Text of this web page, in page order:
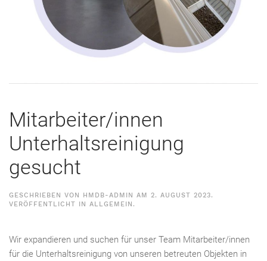
Mitarbeiter/innen
Unterhaltsreinigung
gesucht
GESCHRIEBEN VON HMDB-ADMIN AM 2. AUGUST 2023.
VERÖFFENTLICHT IN ALLGEMEIN .
Wir expandieren und suchen für unser Team Mitarbeiter/innen
für die Unterhaltsreinigung von unseren betreuten Objekten in